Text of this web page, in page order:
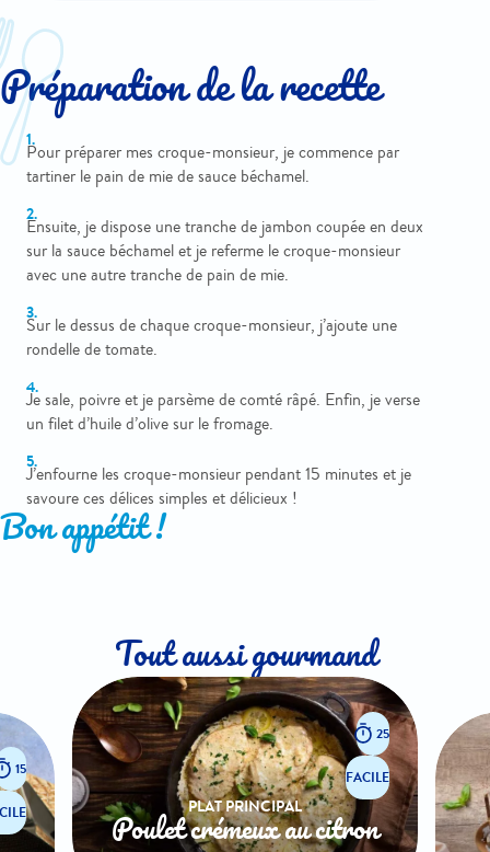
Préparation de la recette
Pour préparer mes croque-monsieur, je commence par
tartiner le pain de mie de sauce béchamel.
Ensuite, je dispose une tranche de jambon coupée en deux
sur la sauce béchamel et je referme le croque-monsieur
avec une autre tranche de pain de mie.
Sur le dessus de chaque croque-monsieur, j’ajoute une
rondelle de tomate.
Je sale, poivre et je parsème de comté râpé. Enfin, je verse
un filet d’huile d’olive sur le fromage.
J’enfourne les croque-monsieur pendant 15 minutes et je
savoure ces délices simples et délicieux !
Bon appétit !
Tout aussi gourmand
15
25
FACILE
PLAT PRINCIPAL
Poulet crémeux au citron